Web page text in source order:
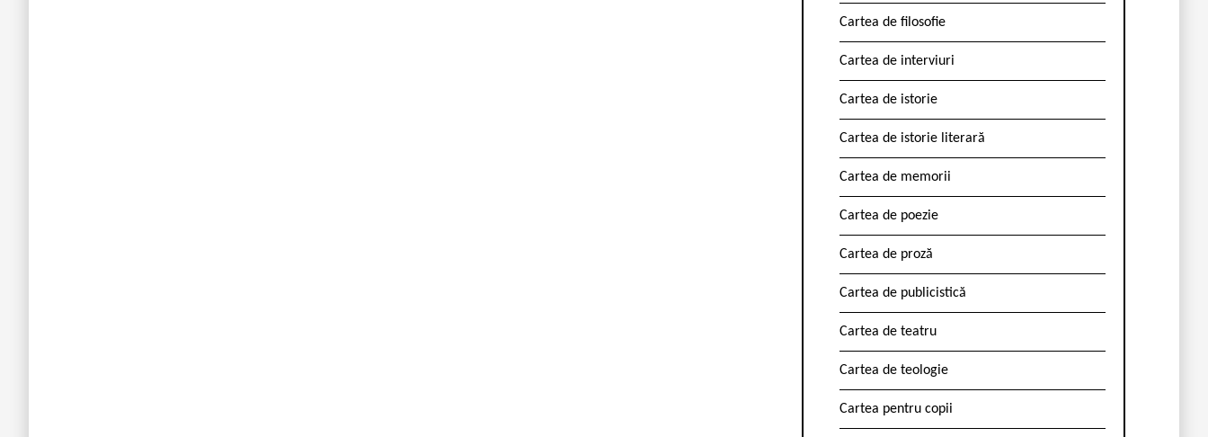
Cartea de filosofie
Cartea de interviuri
Cartea de istorie
Cartea de istorie literară
Cartea de memorii
Cartea de poezie
Cartea de proză
Cartea de publicistică
Cartea de teatru
Cartea de teologie
Cartea pentru copii